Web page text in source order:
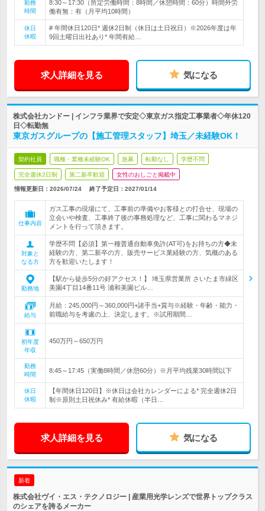
勤務
時間
8:30～17:30（所定労働時間：8時間／休憩時間：60分）時間外労
働有無：有（月平均10時間）
休日
休暇
# 年間休日120日* 週休2日制（休日は土日祝日）※2026年度は年
9回土曜日出社あり* 年間有給…
求人詳細を見る 気になる
株式会社カンドー | インフラ業界で安定◇東京ガス指定工事業者◇年休120
日◇転勤無
東京ガスグループの【施工管理スタッフ】埼玉／未経験OK！
契約社員 職種・業種未経験OK 急募 転勤なし 学歴不問
完全週休2日制 第二新卒歓迎 女性のおしごと掲載中
情報更新日：2026/07/24 終了予定日： 2027/01/14
仕事内容
ガス工事の現場にて、工事前の準備やお客様との打合せ、現場の
立会いや検査、工事終了後の事務処理など、工事に関わるマネジ
メントを行って頂きます。
対象と
なる方
学歴不問【必須】第一種普通自動車免許(AT可)をお持ちの方◆未
経験の方、第二新卒の方、販売サービス業経験の方、気概のある
方を歓迎いたします！
勤務地
【駅から徒歩5分の好アクセス！】 埼玉県営業所 さいたま市緑区
美園4丁目14番11号 浦和美園ビル…
給与
月給：245,000円～360,000円+諸手当+賞与※経験・年齢・能力・
前職給与を考慮の上、決定します。※試用期間…
初年度
年収
450万円～650万円
勤務
時間
8:45～17:45（実働8時間／休憩60分）※月平均残業30時間以下
休日
休暇
【年間休日120日】※休日は会社カレンダーによる* 完全週休2日
制※原則土日祝休み* 有給休暇（半日…
求人詳細を見る 気になる
新着
株式会社ヴイ・エス・テクノロジー | 産業用光学レンズで世界トップクラス
のシェアを誇るメーカー